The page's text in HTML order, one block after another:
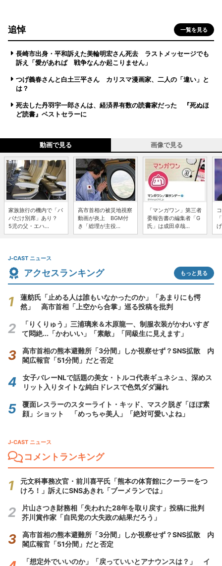
追悼 一覧を見る
長崎市出身・平和訴えた美輪明宏さん死去 ラストメッセージでも
訴え「愛があれば 戦争なんか起こりません」
つげ義春さんと白土三平さん カリスマ漫画家、二人の「違い」と
は？
死去した丹羽宇一郎さんは、経済界有数の読書家だった 『死ぬほ
ど読書』ベストセラーに
動画で見る 画像で見る
家族旅行の機内で「パ
パだけ別席」あり？
5児の父・エハ...
高市首相の被災地視察
動画が炎上 BGM付
き「総理が主役...
「マンガワン」第三者
委報告書の編集者「G
氏」は成田卓哉...
J-CAST ニュース
アクセスランキング もっと見る
蓮舫氏「止める人は誰もいなかったのか」「あまりにも愕
然」 高市首相「上空から合掌」巡る投稿を批判
「りくりゅう」三浦璃来＆木原龍一、制服衣装がかわいすぎ
て悶絶...「かわいい」「素敵」「同級生に見えます」
高市首相の熊本避難所「3分間」しか視察せず？SNS拡散 内
閣広報官「51分間」だと否定
女子バレーNLで話題の美女・トルコ代表ギュネシュ、深めス
リット入りタイトな純白ドレスで色気ダダ漏れ
覆面レスラーのスターライト・キッド、マスク脱ぎ「ほぼ素
顔」ショット 「めっちゃ美人」「絶対可愛いよね」
J-CAST ニュース
コメントランキング
元文科事務次官・前川喜平氏「熊本の体育館にクーラーをつ
けろ！」訴えにSNSあきれ「ブーメランでは」
片山さつき財務相「失われた28年を取り戻す」投稿に批判
芥川賞作家「自民党の大失政の結果だろう」
高市首相の熊本避難所「3分間」しか視察せず？SNS拡散 内
閣広報官「51分間」だと否定
「想定外でいいのか」「戻っていいとアナウンスは？」 イ